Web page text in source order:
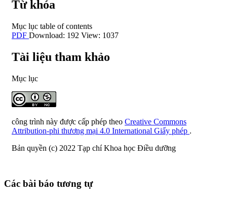
Từ khóa
Mục lục table of contents
PDF Download: 192 View: 1037
Tài liệu tham khảo
Mục lục
công trình này được cấp phép theo Creative Commons
Attribution-phi thương mại 4.0 International Giấy phép .
Bản quyền (c) 2022 Tạp chí Khoa học Điều dưỡng
Các bài báo tương tự